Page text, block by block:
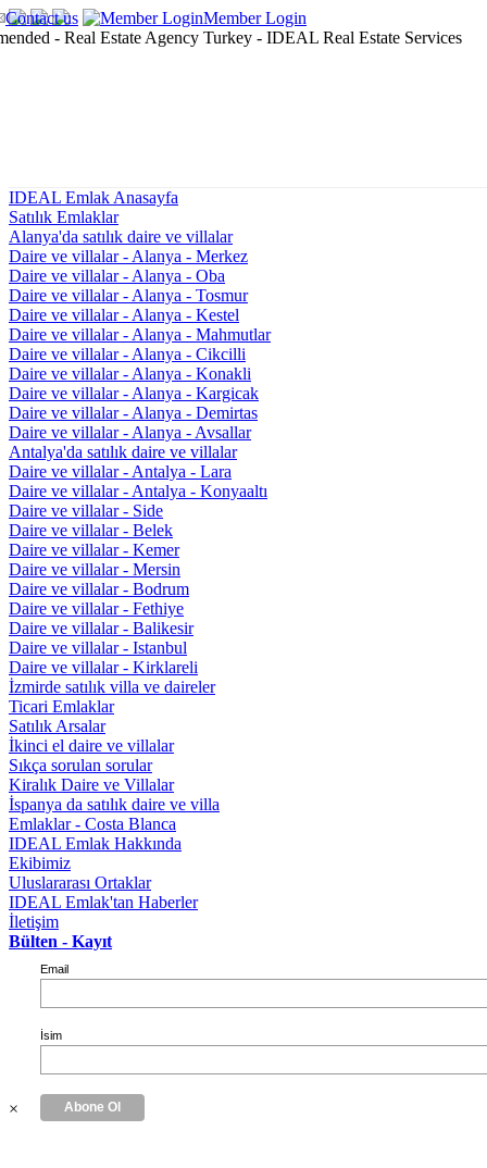
Contact us Member Login
×
IDEAL Emlak Anasayfa
Satılık Emlaklar
Alanya'da satılık daire ve villalar
Daire ve villalar - Alanya - Merkez
Daire ve villalar - Alanya - Oba
Daire ve villalar - Alanya - Tosmur
Daire ve villalar - Alanya - Kestel
Daire ve villalar - Alanya - Mahmutlar
Daire ve villalar - Alanya - Cikcilli
Daire ve villalar - Alanya - Konakli
Daire ve villalar - Alanya - Kargicak
Daire ve villalar - Alanya - Demirtas
Daire ve villalar - Alanya - Avsallar
Antalya'da satılık daire ve villalar
Daire ve villalar - Antalya - Lara
Daire ve villalar - Antalya - Konyaaltı
Daire ve villalar - Side
Daire ve villalar - Belek
Daire ve villalar - Kemer
Daire ve villalar - Mersin
Daire ve villalar - Bodrum
Daire ve villalar - Fethiye
Daire ve villalar - Balikesir
Daire ve villalar - Istanbul
Daire ve villalar - Kirklareli
İzmirde satılık villa ve daireler
Ticari Emlaklar
Satılık Arsalar
İkinci el daire ve villalar
Sıkça sorulan sorular
Kiralık Daire ve Villalar
İspanya da satılık daire ve villa
Emlaklar - Costa Blanca
IDEAL Emlak Hakkında
Ekibimiz
Uluslararası Ortaklar
IDEAL Emlak'tan Haberler
İletişim
Bülten - Kayıt
Email
İsim